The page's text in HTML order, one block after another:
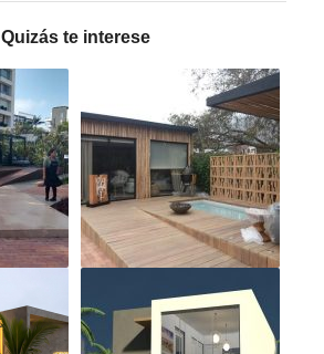
Quizás te interese